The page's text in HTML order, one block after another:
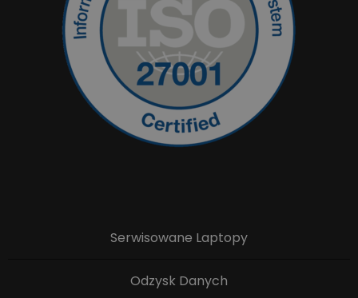
Serwisowane Laptopy
Odzysk Danych